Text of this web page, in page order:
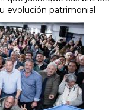
evolución patrimonial